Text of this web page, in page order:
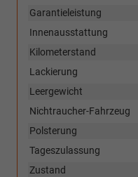
Garantieleistung
Innenausstattung
Kilometerstand
Lackierung
Leergewicht
Nichtraucher-Fahrzeug
Polsterung
Tageszulassung
Zustand